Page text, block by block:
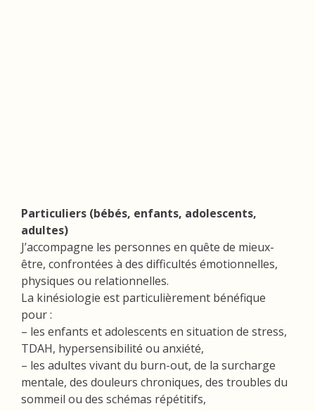
Particuliers (bébés, enfants, adolescents,
adultes)
J’accompagne les personnes en quête de mieux-
être, confrontées à des difficultés émotionnelles,
physiques ou relationnelles.
La kinésiologie est particulièrement bénéfique
pour :
– les enfants et adolescents en situation de stress,
TDAH, hypersensibilité ou anxiété,
– les adultes vivant du burn-out, de la surcharge
mentale, des douleurs chroniques, des troubles du
sommeil ou des schémas répétitifs,